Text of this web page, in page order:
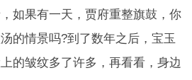
如果有一天，贾府重整旗鼓，你
的情景吗?到了数年之后，宝玉
的皱纹多了许多，再看看，身边